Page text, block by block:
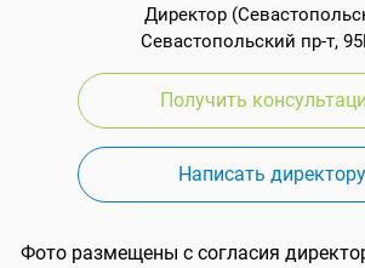
Директор
Севастопольский пр-т,
Получить
Написать директору
Фото размещены с согласия